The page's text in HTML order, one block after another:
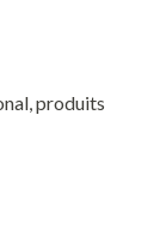
produits